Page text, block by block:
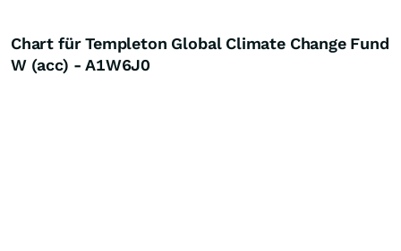
Chart für Templeton Global Climate Change Fund
W (acc) - A1W6J0